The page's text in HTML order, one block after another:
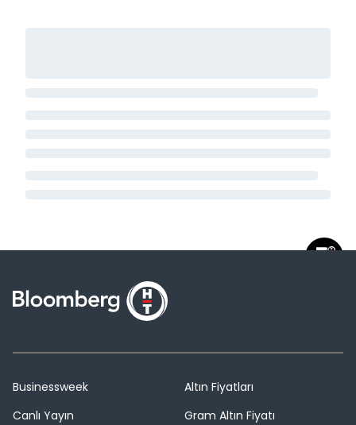
Businessweek
Canlı Yayın
Altın Fiyatları
Gram Altın Fiyatı